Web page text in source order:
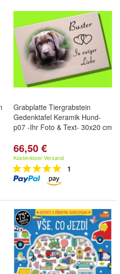
Grabplatte Tiergrabstein
Gedenktafel Keramik Hund-
p07 -Ihr Foto & Text- 30x20 cm
66,50 €
Kostenloser Versand
1